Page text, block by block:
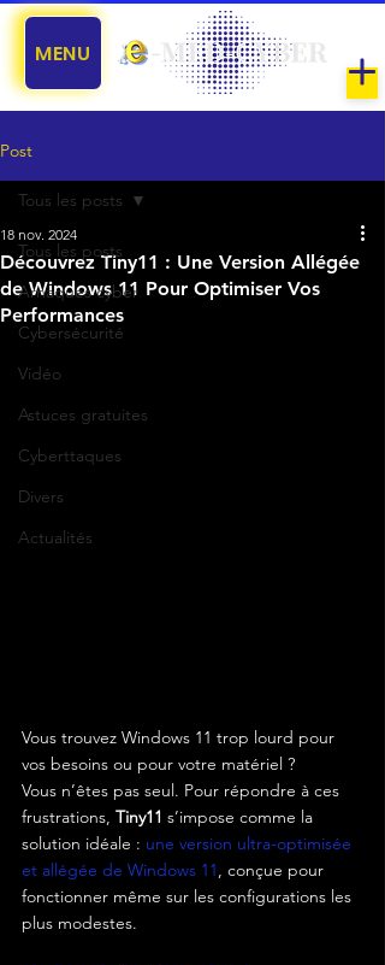
MENU
Post
Tous les posts
Arnaques cyber
Cybersécurité
Vidéo
Astuces gratuites
Cyberttaques
Divers
Actualités
Tous les posts
Découvrez Tiny11 : Une Version Allégée
de Windows 11 Pour Optimiser Vos
Performances
18 nov. 2024
Vous trouvez Windows 11 trop lourd pour
vos besoins ou pour votre matériel ?
Vous n’êtes pas seul. Pour répondre à ces
frustrations, Tiny11 s’impose comme la
solution idéale : une version ultra-optimisée
et allégée de Windows 11, conçue pour
fonctionner même sur les configurations les
plus modestes.